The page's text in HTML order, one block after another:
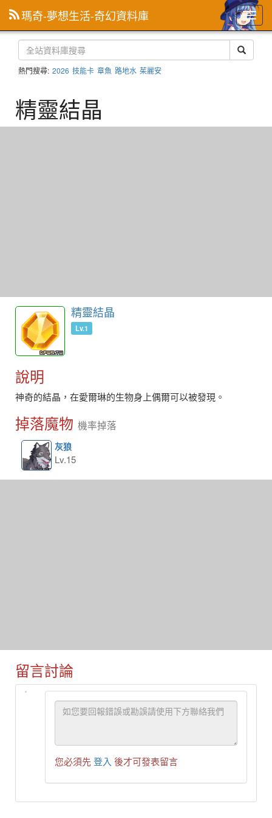
主
選
單
瑪奇-夢想生活-奇幻資料庫
熱門搜尋: 2026 技能卡 章魚 路地水 茱麗安
精靈結晶
精靈結晶
Lv.1
說明
神奇的結晶，在愛爾琳的生物身上偶爾可以被發現。
掉落魔物 機率掉落
灰狼
Lv.15
留言討論
您必須先 登入 後才可發表留言